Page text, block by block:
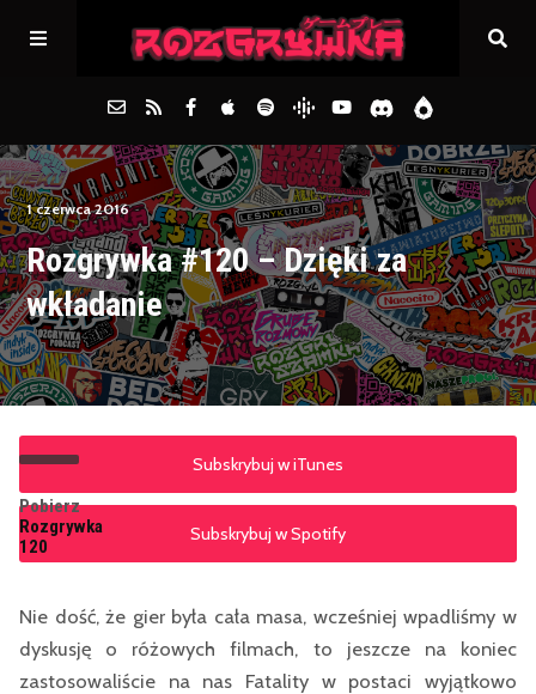
Główna
Archiwum
FAQs
Kontakt
1 czerwca 2016
Rozgrywka #120 – Dzięki za
wkładanie
Subskrybuj w iTunes
Subskrybuj w Spotify
Nie dość, że gier była cała masa, wcześniej wpadliśmy w
dyskusję o różowych filmach, to jeszcze na koniec
zastosowaliście na nas Fatality w postaci wyjątkowo
Pobierz
Rozgrywka
120